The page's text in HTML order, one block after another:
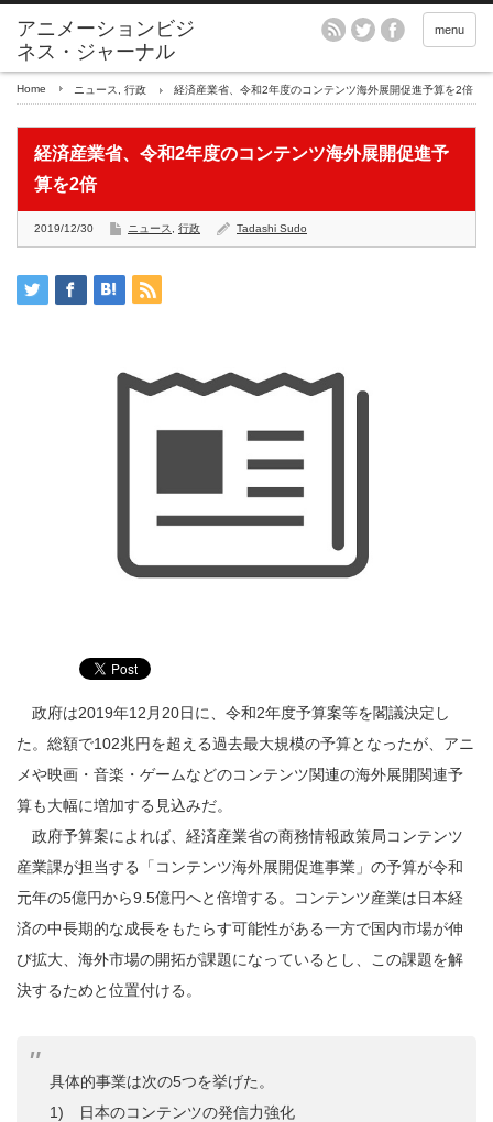
アニメーションビジ
ネス・ジャーナル
menu
Home ニュース 行政 経済産業省、令和2年度のコンテンツ海外展開促進予算を2倍
経済産業省、令和2年度のコンテンツ海外展開促進予
算を2倍
2019/12/30 ニュース 行政 Tadashi Sudo
政府は2019年12月20日に、令和2年度予算案等を閣議決定し
た。総額で102兆円を超える過去最大規模の予算となったが、アニ
メや映画・音楽・ゲームなどのコンテンツ関連の海外展開関連予
算も大幅に増加する見込みだ。
政府予算案によれば、経済産業省の商務情報政策局コンテンツ
産業課が担当する「コンテンツ海外展開促進事業」の予算が令和
元年の5億円から9.5億円へと倍増する。コンテンツ産業は日本経
済の中長期的な成長をもたらす可能性がある一方で国内市場が伸
び拡大、海外市場の開拓が課題になっているとし、この課題を解
決するためと位置付ける。
具体的事業は次の5つを挙げた。
1) 日本のコンテンツの発信力強化